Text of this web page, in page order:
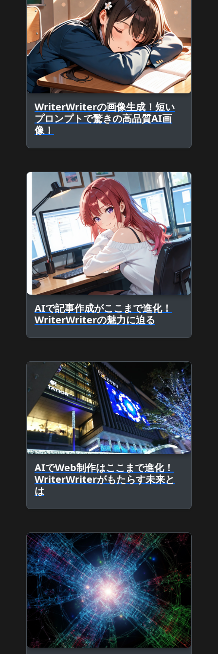
WriterWriterの画像生成！短い
プロンプトで驚きの高品質AI画
像！
AIで記事作成がここまで進化！
WriterWriterの魅力に迫る
AIでWeb制作はここまで進化！
WriterWriterがもたらす未来と
は